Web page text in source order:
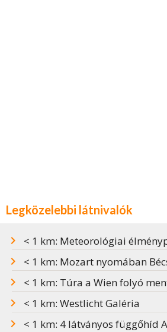
Legközelebbi látnivalók
< 1 km: Meteorológiai
< 1 km: Mozart nyomában
< 1 km: Túra a Wien folyó
< 1 km: Westlicht Galéria
< 1 km: 4 látványos függőhíd